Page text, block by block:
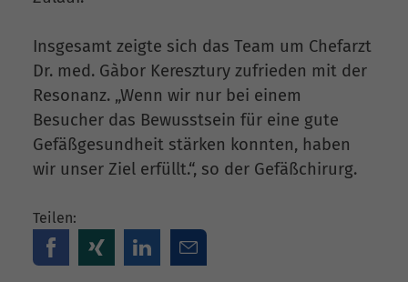
Insgesamt zeigte sich das Team um Chefarzt
Dr. med. Gàbor Keresztury zufrieden mit der
Resonanz. „Wenn wir nur bei einem
Besucher das Bewusstsein für eine gute
Gefäßgesundheit stärken konnten, haben
wir unser Ziel erfüllt.“, so der Gefäßchirurg.
Teilen: